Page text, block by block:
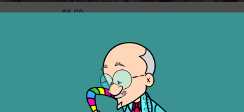
€6,00
PAGLIACCETTI MORBIDI